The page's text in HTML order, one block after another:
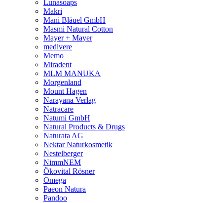
Lunasoaps
Makri
Mani Bläuel GmbH
Masmi Natural Cotton
Mayer + Mayer
medivere
Memo
Miradent
MLM MANUKA
Morgenland
Mount Hagen
Narayana Verlag
Natracare
Natumi GmbH
Natural Products & Drugs
Naturata AG
Nektar Naturkosmetik
Nestelberger
NimmNEM
Ökovital Rösner
Omega
Paeon Natura
Pandoo